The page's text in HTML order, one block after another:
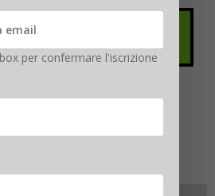
per confermare l'iscrizione